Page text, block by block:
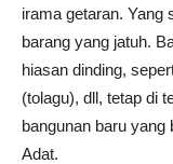
irama getaran. Yang
barang yang jatuh.
hiasan dinding,
(tolagu), dll, tetap di
bangunan baru
Adat.